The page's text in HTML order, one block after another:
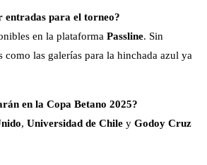
entradas para el torneo?
en la plataforma Passline. Sin
como las galerías para la hinchada azul ya
en la Copa Betano 2025?
, Universidad de Chile y Godoy Cruz